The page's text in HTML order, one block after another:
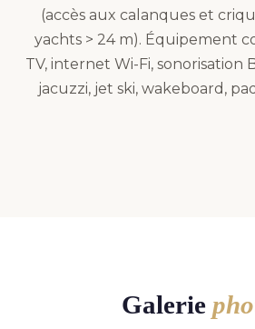
(accès aux calanques et
yachts > 24 m). Équipement
TV, internet Wi-Fi, sonorisation
jacuzzi, jet ski, wakeboard,
Galerie